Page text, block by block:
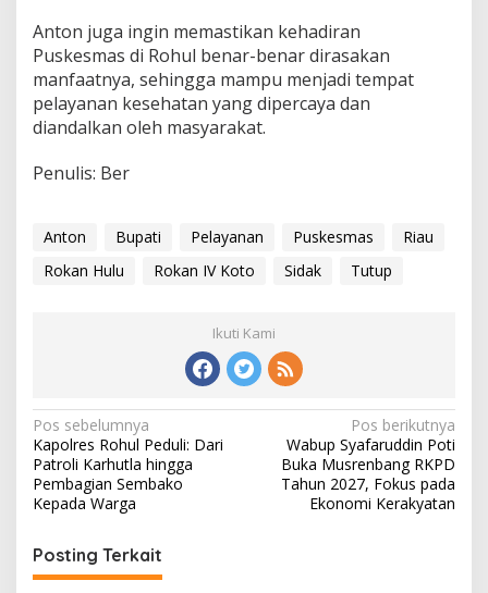
Anton juga ingin memastikan kehadiran
Puskesmas di Rohul benar-benar dirasakan
manfaatnya, sehingga mampu menjadi tempat
pelayanan kesehatan yang dipercaya dan
diandalkan oleh masyarakat.
Penulis: Ber
Anton Bupati Pelayanan Puskesmas
Riau
Rokan Hulu
Rokan IV Koto Sidak Tutup
Ikuti Kami
Navigasi
pos
Pos sebelumnya
Kapolres Rohul Peduli: Dari
Patroli Karhutla hingga
Pembagian Sembako
Kepada Warga
Pos berikutnya
Wabup Syafaruddin Poti
Buka Musrenbang RKPD
Tahun 2027, Fokus pada
Ekonomi Kerakyatan
Posting Terkait